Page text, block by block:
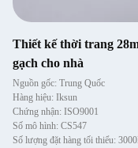
Thiết kế thời trang
gạch cho nhà
Nguồn gốc: Trung Quốc
Hàng hiệu: Iksun
Chứng nhận: ISO9001
Số mô hình: CS547
Số lượng đặt hàng tối thiểu: